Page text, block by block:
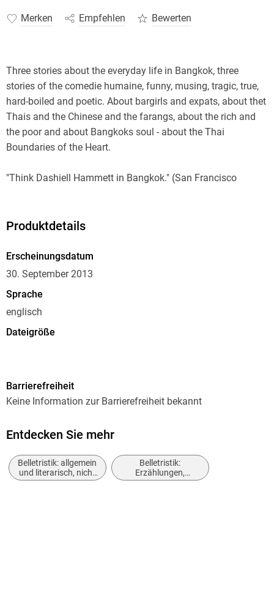
Merken Empfehlen Bewerten
Three stories about the everyday life in Bangkok, three
stories of the comedie humaine, funny, musing, tragic, true,
hard-boiled and poetic. About bargirls and expats, about thet
Thais and the Chinese and the farangs, about the rich and
the poor and about Bangkoks soul - about the Thai
Boundaries of the Heart.
"Think Dashiell Hammett in Bangkok." (San Francisco
"Moore's flashy style successfully captures the dizzying
(Marilyn Stasio, The New York Times Book Review)
our man in Bangkok." (Bangkok Post)
Produktdetails
Erscheinungsdatum
30. September 2013
Sprache
englisch
Dateigröße
Christopher G. Moore
Verlag/Hersteller
ohne Kopierschutz
Produktart
Barrierefreiheit
Keine Information zur Barrierefreiheit bekannt
Entdecken Sie mehr
Belletristik: allgemein
und literarisch, nicht
nach Genre
Belletristik:
Erzählungen,
Kurzgeschichten,